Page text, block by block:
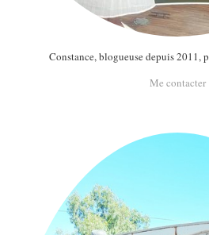
Constance, blogueuse depuis 2011,
Me contacter